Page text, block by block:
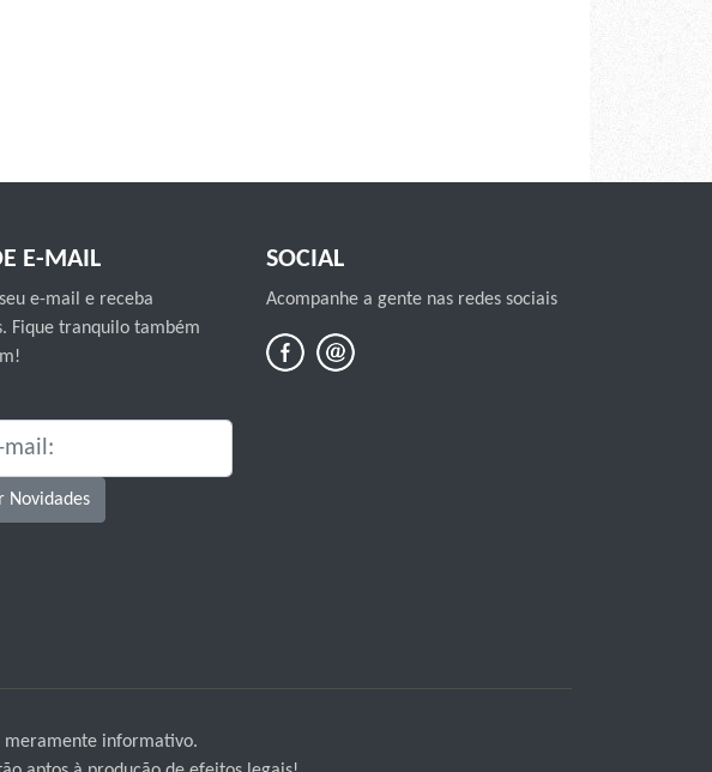
E-MAIL
e-mail e receba
Fique tranquilo também
Novidades
SOCIAL
Acompanhe a gente nas redes sociais
meramente informativo.